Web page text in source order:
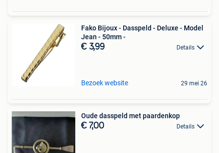
Fako Bijoux - Dasspeld - Deluxe - Model
Jean - 50mm -
€ 3,99 Details
Bezoek website 29 mei 26
Oude dasspeld met paardenkop
€ 7,00 Details